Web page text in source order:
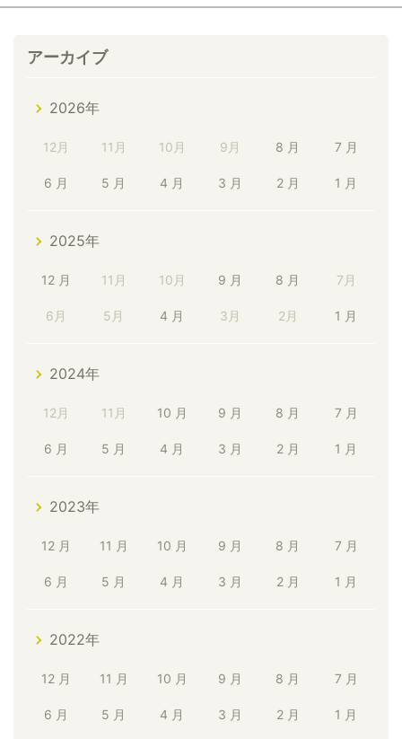
アーカイブ
2026年
12月 11月 10月 9月 8 月 7 月
6 月 5 月 4 月 3 月 2 月 1 月
2025年
12 月 11月 10月 9 月 8 月 7月
6月 5月 4 月 3月 2月 1 月
2024年
12月 11月 10 月 9 月 8 月 7 月
6 月 5 月 4 月 3 月 2 月 1 月
2023年
12 月 11 月 10 月 9 月 8 月 7 月
6 月 5 月 4 月 3 月 2 月 1 月
2022年
12 月 11 月 10 月 9 月 8 月 7 月
6 月 5 月 4 月 3 月 2 月 1 月